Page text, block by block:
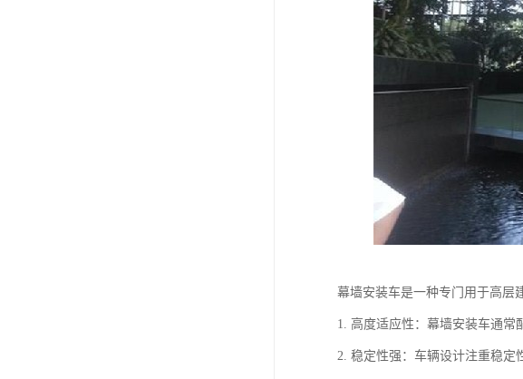
幕墙安装车是一种专门用于高层
1. 高度适应性：幕墙安装车通常
2. 稳定性强：车辆设计注重稳定